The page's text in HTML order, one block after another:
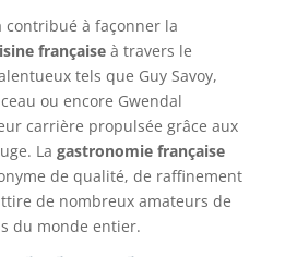
contribué à façonner la
françaiseà travers le
tels que Guy Savoy,
ou encore Gwendal
carrière propulsée grâce aux
La gastronomie française
de qualité, de raffinement
de nombreux amateurs de
du monde entier.